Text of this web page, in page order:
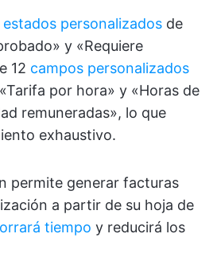
estados personalizados de
y «Requiere
12 campos personalizados
por hora» y «Horas de
remuneradas», lo que
exhaustivo.
permite generar facturas
a partir de su hoja de
tiempo y reducirá los